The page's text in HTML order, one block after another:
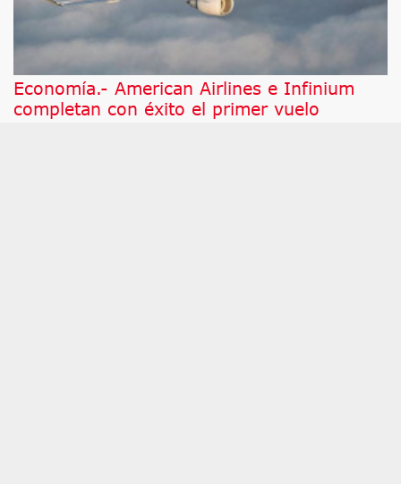
Economía.- American Airlines e Infinium
completan con éxito el primer vuelo